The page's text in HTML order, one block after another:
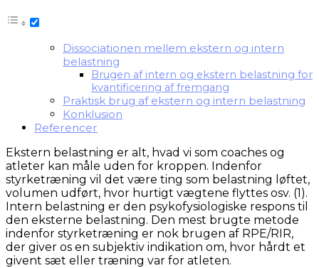
Dissociationen mellem ekstern og intern
belastning
Brugen af intern og ekstern belastning for
kvantificering af fremgang
Praktisk brug af ekstern og intern belastning
Konklusion
Referencer
Ekstern belastning er alt, hvad vi som coaches og
atleter kan måle uden for kroppen. Indenfor
styrketræning vil det være ting som belastning løftet,
volumen udført, hvor hurtigt vægtene flyttes osv. (1).
Intern belastning er den psykofysiologiske respons til
den eksterne belastning. Den mest brugte metode
indenfor styrketræning er nok brugen af RPE/RIR,
der giver os en subjektiv indikation om, hvor hårdt et
givent sæt eller træning var for atleten.